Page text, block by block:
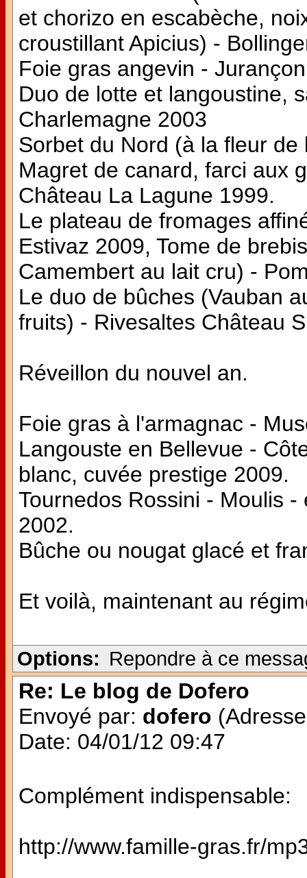
et chorizo en escabèche,
croustillant Apicius) -
Foie gras angevin -
Duo de lotte et langoustine,
Charlemagne 2003
Sorbet du Nord (à la fleur de
Magret de canard, farci aux
Château La Lagune 1999.
Le plateau de fromages
Estivaz 2009, Tome de
Camembert au lait cru) -
Le duo de bûches (Vauban
fruits) - Rivesaltes Château
Réveillon du nouvel an.
Foie gras à l'armagnac -
Langouste en Bellevue -
blanc, cuvée prestige 2009.
Tournedos Rossini - Moulis
2002.
Bûche ou nougat glacé et
Et voilà, maintenant au
Options: Repondre à ce
Re: Le blog de Dofero
Envoyé par: dofero
Date: 04/01/12 09:47
Complément indispensable:
http://www.famille-gras.fr/